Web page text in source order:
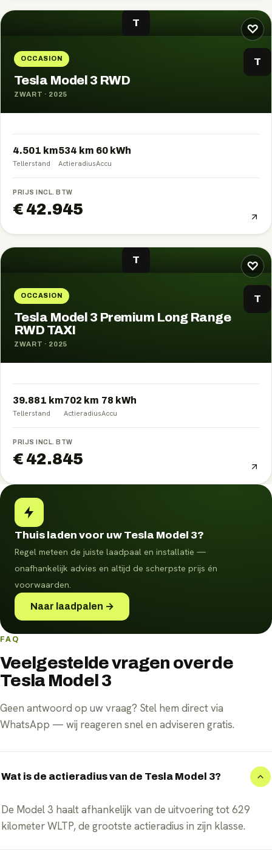
♡
T
OCCASION T
Tesla Model 3 RWD
ZWART · 2025
4.501 km
Tellerstand
534 km
Actieradius
60 kWh
Accu
PRIJS INCL. BTW
€ 42.945
♡
T
OCCASION T
Tesla Model 3 Premium Long Range
RWD TAXI
ZWART · 2025
39.881 km
Tellerstand
702 km
Actieradius
78 kWh
Accu
PRIJS INCL. BTW
€ 42.845
Thuis laden voor uw Tesla Model 3?
Regel meteen de juiste laadpaal en installatie —
onafhankelijk advies en altijd de scherpste prijs én
voorwaarden.
Naar laadpalen →
FAQ
Veelgestelde vragen over de
Tesla Model 3
Geen antwoord op uw vraag? Stel hem direct via
WhatsApp — wij reageren snel en adviseren gratis.
Wat is de actieradius van de Tesla Model 3?
De Model 3 haalt afhankelijk van de uitvoering tot 629
kilometer WLTP, de grootste actieradius in zijn klasse.